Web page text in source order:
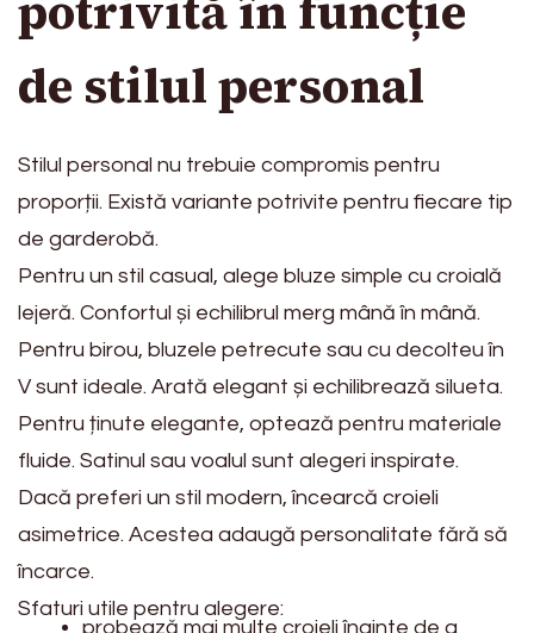
de stilul personal
Stilul personal nu trebuie compromis pentru
proporții. Există variante potrivite pentru fiecare tip
de garderobă.
Pentru un stil casual, alege bluze simple cu croială
lejeră. Confortul și echilibrul merg mână în mână.
Pentru birou, bluzele petrecute sau cu decolteu în
V sunt ideale. Arată elegant și echilibrează silueta.
Pentru ținute elegante, optează pentru materiale
fluide. Satinul sau voalul sunt alegeri inspirate.
Dacă preferi un stil modern, încearcă croieli
asimetrice. Acestea adaugă personalitate fără să
încarce.
Sfaturi utile pentru alegere:
probează mai multe croieli înainte de a